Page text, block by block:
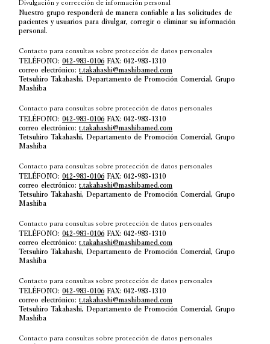
Divulgación y corrección de información personal
Nuestro grupo responderá de manera confiable a las solicitudes de
pacientes y usuarios para divulgar, corregir o eliminar su información
personal.
Contacto para consultas sobre protección de datos personales
TELÉFONO:042-983-0106 FAX: 042-983-1310
correo electrónico:t.takahashi@mashibamed.com
Tetsuhiro Takahashi, Departamento de Promoción Comercial, Grupo
Mashiba
Contacto para consultas sobre protección de datos personales
TELÉFONO:042-983-0106 FAX: 042-983-1310
correo electrónico:t.takahashi@mashibamed.com
Tetsuhiro Takahashi, Departamento de Promoción Comercial, Grupo
Mashiba
Contacto para consultas sobre protección de datos personales
TELÉFONO:042-983-0106 FAX: 042-983-1310
correo electrónico:t.takahashi@mashibamed.com
Tetsuhiro Takahashi, Departamento de Promoción Comercial, Grupo
Mashiba
Contacto para consultas sobre protección de datos personales
TELÉFONO:042-983-0106 FAX: 042-983-1310
correo electrónico:t.takahashi@mashibamed.com
Tetsuhiro Takahashi, Departamento de Promoción Comercial, Grupo
Mashiba
Contacto para consultas sobre protección de datos personales
TELÉFONO:042-983-0106 FAX: 042-983-1310
correo electrónico:t.takahashi@mashibamed.com
Tetsuhiro Takahashi, Departamento de Promoción Comercial, Grupo
Mashiba
Contacto para consultas sobre protección de datos personales